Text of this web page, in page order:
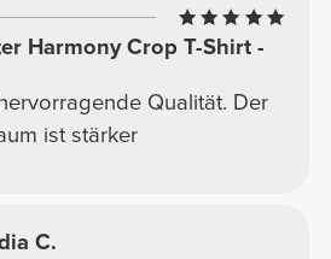
Harmony Crop T-Shirt -
Qualität. Der
ist stärker
C.